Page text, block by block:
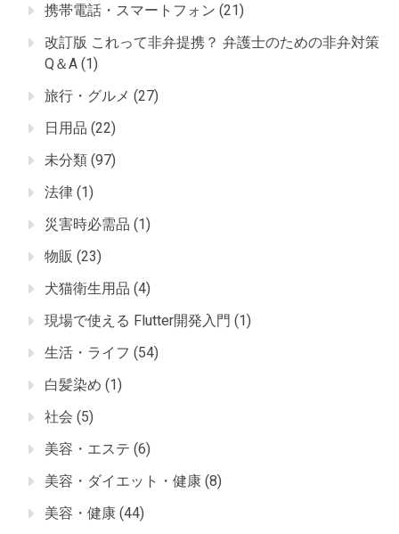
携帯電話・スマートフォン (21)
改訂版 これって非弁提携？ 弁護士のための非弁対策
Q＆A (1)
旅行・グルメ (27)
日用品 (22)
未分類 (97)
法律 (1)
災害時必需品 (1)
物販 (23)
犬猫衛生用品 (4)
現場で使える Flutter開発入門 (1)
生活・ライフ (54)
白髪染め (1)
社会 (5)
美容・エステ (6)
美容・ダイエット・健康 (8)
美容・健康 (44)